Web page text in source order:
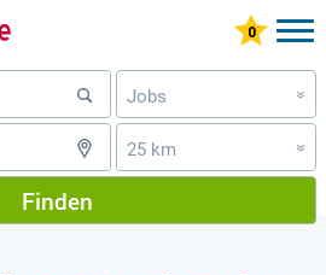
Jobs »
25 km »
Finden